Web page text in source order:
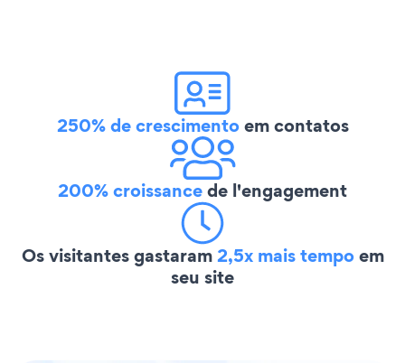
250% de crescimentoem contatos
200% croissancede l'engagement
Os visitantes gastaram2,5x mais tempoem
seu site